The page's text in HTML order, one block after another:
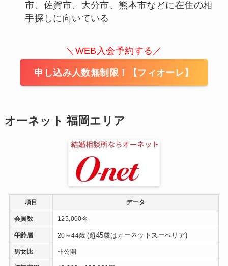
市、佐賀市、大分市、熊本市などに在住の相
手探しに向いている
＼WEB入会予約する／
申し込み人数無制限！【フィオーレ】
オーネット 福岡エリア
項目 データ
会員数 125,000名
年齢層 20～44歳 (超45歳はオーネットスーペリア)
男女比 非公開